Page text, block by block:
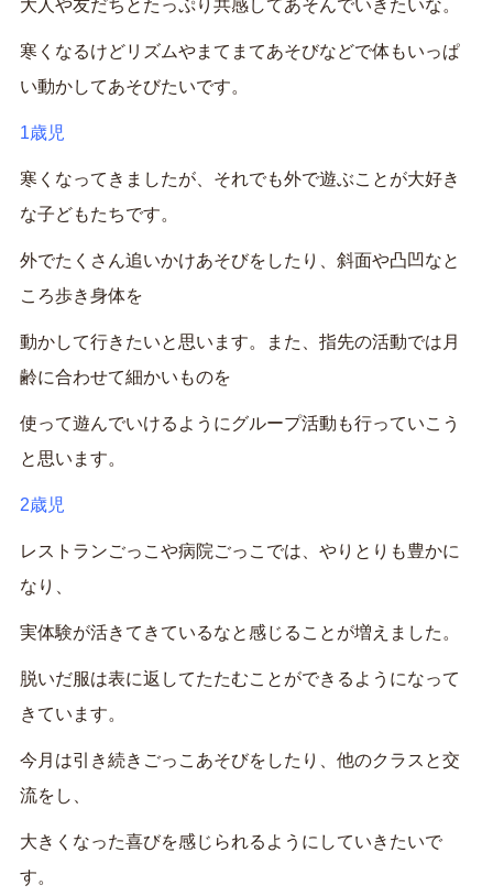
大人や友だちとたっぷり共感してあそんでいきたいな。
寒くなるけどリズムやまてまてあそびなどで体もいっぱ
い動かしてあそびたいです。
1歳児
寒くなってきましたが、それでも外で遊ぶことが大好き
な子どもたちです。
外でたくさん追いかけあそびをしたり、斜面や凸凹なと
ころ歩き身体を
動かして行きたいと思います。また、指先の活動では月
齢に合わせて細かいものを
使って遊んでいけるようにグループ活動も行っていこう
と思います。
2歳児
レストランごっこや病院ごっこでは、やりとりも豊かに
なり、
実体験が活きてきているなと感じることが増えました。
脱いだ服は表に返してたたむことができるようになって
きています。
今月は引き続きごっこあそびをしたり、他のクラスと交
流をし、
大きくなった喜びを感じられるようにしていきたいで
す。